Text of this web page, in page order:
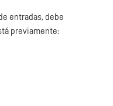
entradas, debe
previamente: